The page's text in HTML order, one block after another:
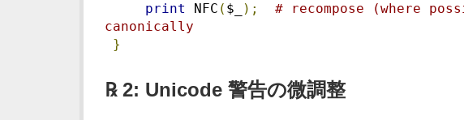
print NFC ( $_ );
# recompose (where
canonically
}
℞ 2: Unicode 警告の微調整